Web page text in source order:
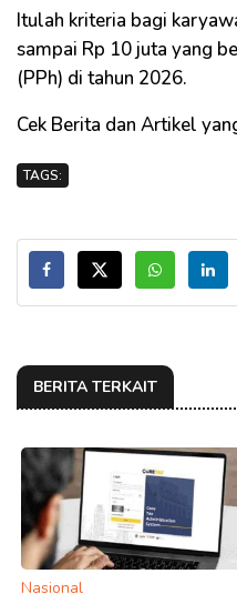
Itulah kriteria bagi
sampai Rp 10 juta yang
(PPh) di tahun 2026.
Cek Berita dan Artikel
TAGS:
BERITA TERKAIT
Nasional